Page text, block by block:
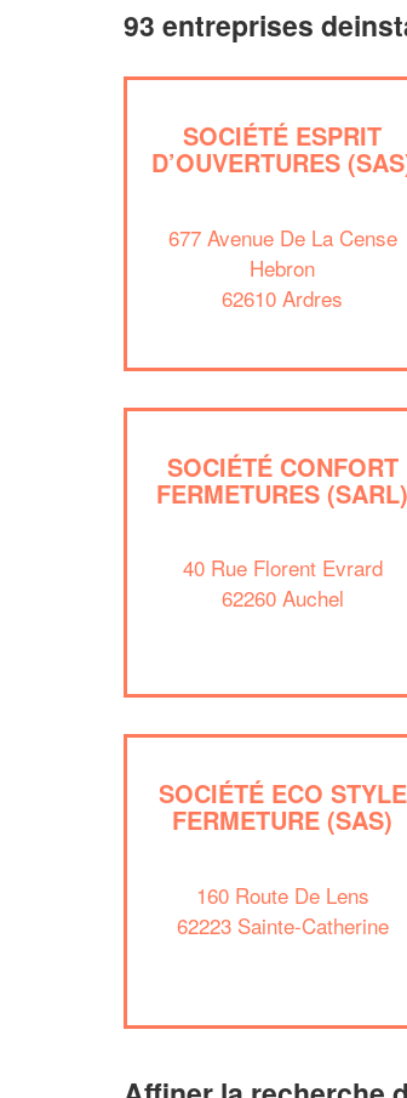
93 entreprises
SOCIÉTÉ ESPRIT
D’OUVERTURES
677 Avenue De La Cense
Hebron
62610 Ardres
SOCIÉTÉ CONFORT
FERMETURES (SARL)
40 Rue Florent Evrard
62260 Auchel
SOCIÉTÉ ECO STYLE
FERMETURE (SAS)
160 Route De Lens
62223 Sainte-Catherine